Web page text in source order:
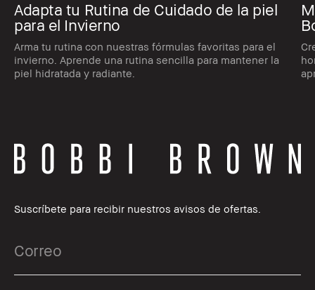
Adapta tu Rutina de Cuidado de la piel
para el Invierno
Arma tu rutina con nuestras fórmulas favoritas para el
invierno. Aprende una rutina sencilla para mantener la
piel hidratada y radiante.
Suscríbete para recibir nuestros avisos de ofertas.